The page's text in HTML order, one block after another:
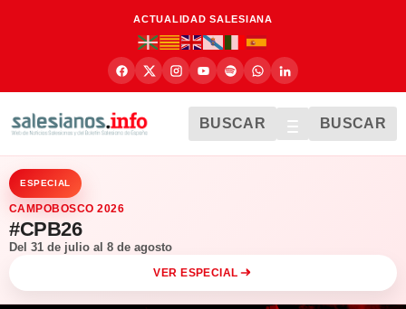
ACTUALIDAD SALESIANA
BUSCAR BUSCAR
ESPECIAL
CAMPOBOSCO 2026
#CPB26
Del 31 de julio al 8 de agosto
VER ESPECIAL